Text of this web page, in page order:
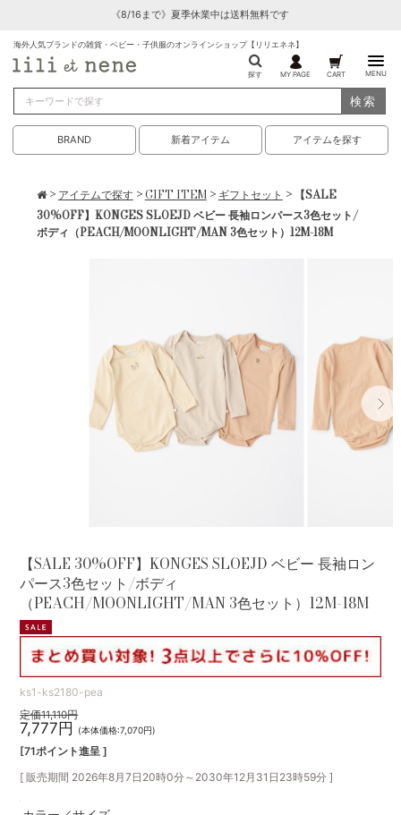
《8/16まで》夏季休業中は送料無料です
海外人気ブランドの雑貨・ベビー・子供服のオンラインショップ【リリエネネ】
探す MY PAGE CART MENU
検索
BRAND 新着アイテム アイテムを探す
> アイテムで探す>GIFT ITEM> ギフトセット > 【SALE
30%OFF】KONGES SLOEJD ベビー 長袖ロンパース3色セット/
ボディ（PEACH/MOONLIGHT/MAN 3色セット）12M-18M
【SALE 30%OFF】KONGES SLOEJD ベビー 長袖ロン
パース3色セット/ボディ
（PEACH/MOONLIGHT/MAN 3色セット）12M-18M
ks1-ks2180-pea
定価11,110円
7,777円 (本体価格:7,070円)
[71ポイント進呈 ]
[ 販売期間 2026年8月7日20時0分～ 2030年12月31日23時59分 ]